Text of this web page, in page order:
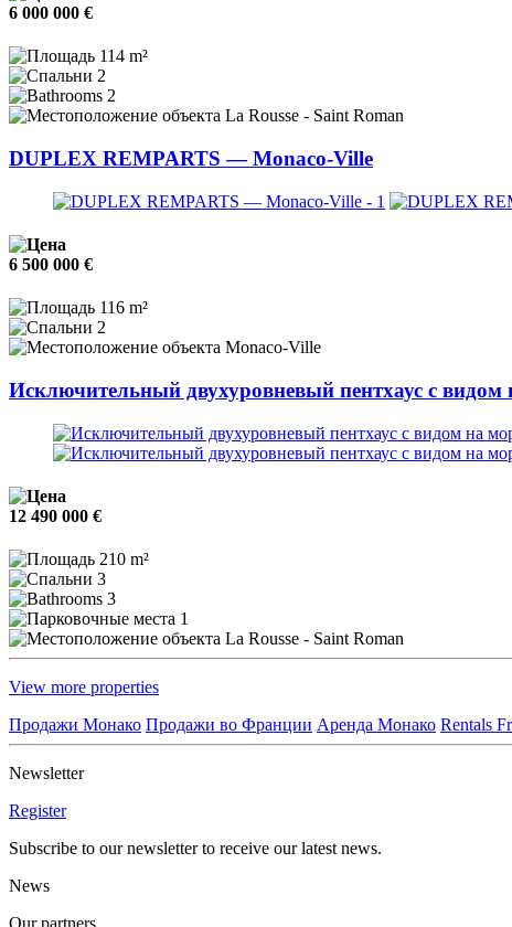
6 000 000 €
114 m²
2
2
La Rousse - Saint Roman
DUPLEX REMPARTS — Monaco-Ville
6 500 000 €
116 m²
2
Monaco-Ville
Исключительный двухуровневый пентхаус с видом
12 490 000 €
210 m²
3
3
1
La Rousse - Saint Roman
View more properties
Продажи Монако Продажи во Франции Аренда Монако Rentals
Newsletter
Register
Subscribe to our newsletter to receive our latest news.
News